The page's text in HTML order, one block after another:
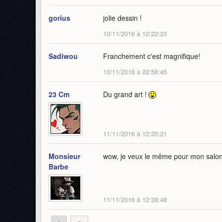
gorius jolie dessin !
10/11/2016 à 12:22:23
Sadiwou Franchement c'est magnifique!
10/11/2016 à 22:56:45
23 Cm Du grand art !
11/11/2016 à 12:35:21
Monsieur
Barbe
wow, je veux le même pour mon
11/11/2016 à 12:38:48